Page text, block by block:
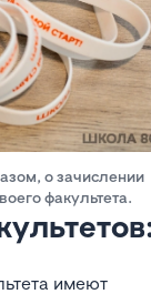
о зачислении
факультета.
имеют